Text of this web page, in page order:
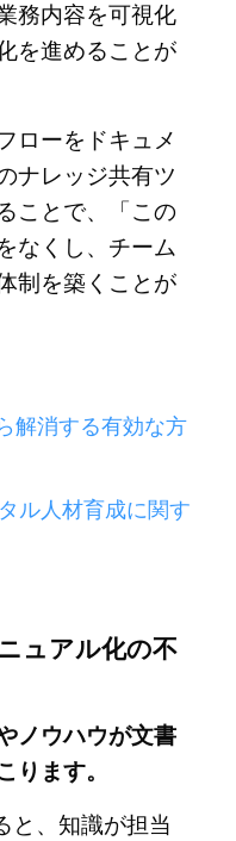
務内容を可視化
を進めることが
ローをドキュメ
ナレッジ共有ツ
ことで、「この
なくし、チーム
制を築くことが
解消する有効な方
ル人材育成に関す
ュアル化の不
ノウハウが文書
ります。
と、知識が担当